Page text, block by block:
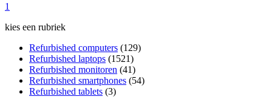
1
kies een rubriek
Refurbished computers (129)
Refurbished laptops (1521)
Refurbished monitoren (41)
Refurbished smartphones (54)
Refurbished tablets (3)